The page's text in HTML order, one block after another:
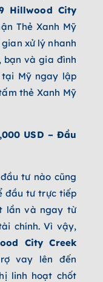
Hillwood City
Thẻ Xanh Mỹ
xử lý nhanh
bạn và gia đình
Mỹ ngay lập
thẻ Xanh Mỹ
USD – Đầu
tư nào cũng
đầu tư trực tiếp
lần và ngay từ
chính. Vì vậy,
City Creek
vay lên đến
linh hoạt chốt